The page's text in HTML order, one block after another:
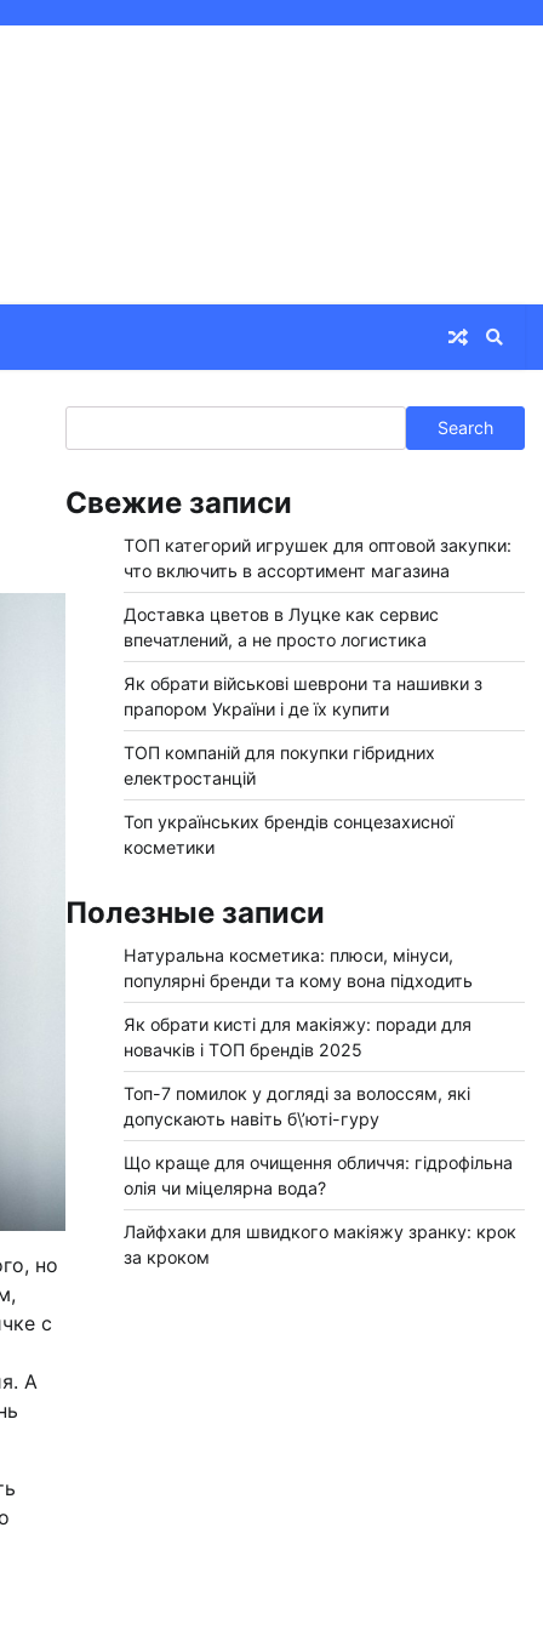
но
с
А
Search
Свежие записи
ТОП категорий игрушек для оптовой закупки:
что включить в ассортимент магазина
Доставка цветов в Луцке как сервис
впечатлений, а не просто логистика
Як обрати військові шеврони та нашивки з
прапором України і де їх купити
ТОП компаній для покупки гібридних
електростанцій
Топ українських брендів сонцезахисної
косметики
Полезные записи
Натуральна косметика: плюси, мінуси,
популярні бренди та кому вона підходить
Як обрати кисті для макіяжу: поради для
новачків і ТОП брендів 2025
Топ-7 помилок у догляді за волоссям, які
допускають навіть б\’юті-гуру
Що краще для очищення обличчя: гідрофільна
олія чи міцелярна вода?
Лайфхаки для швидкого макіяжу зранку: крок
за кроком